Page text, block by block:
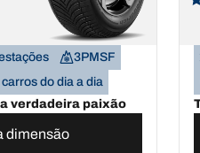
3PMSF
carros do dia a dia
verdadeira paixão
dimensão